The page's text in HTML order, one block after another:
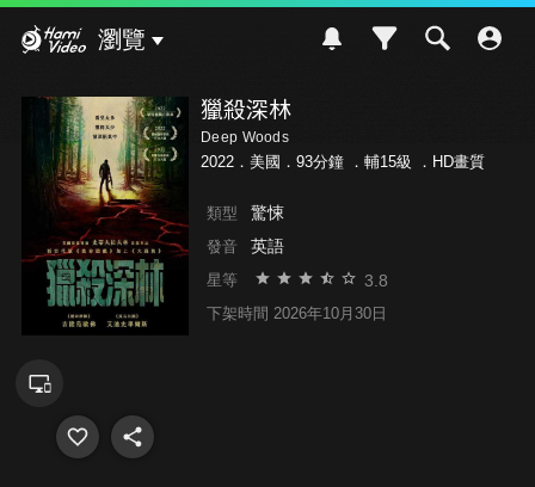
瀏覽
獵殺深林
Deep Woods
2022．美國．93分鐘 ． 輔15級 ．HD畫質
類型 驚悚
發音 英語
星等 3.8
下架時間 2026年10月30日